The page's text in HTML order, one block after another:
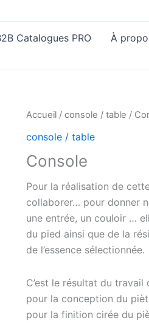
Catalogues PRO À
Accueil/ console / table /
console / table
Console
Pour la réalisation de
collaborer… pour donner
une entrée, un couloir …
du pied ainsi que de la
de l’essence sélectionnée.
C’est le résultat du
pour la conception du
pour la finition cirée du